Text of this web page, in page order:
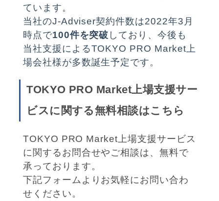
ています。
当社のJ-Adviser契約件数は2022年3月
時点で100件を突破 しており、今後も
当社支援によるTOKYO PRO Market上
場会社様が多数誕生予定です。
TOKYO PRO Market上場支援サー
ビスに関する無料相談はこちら
TOKYO PRO Market上場支援サービス
に関するお問合せやご相談は、無料で
承っております。
下記フォームよりお気軽にお問い合わ
せください。